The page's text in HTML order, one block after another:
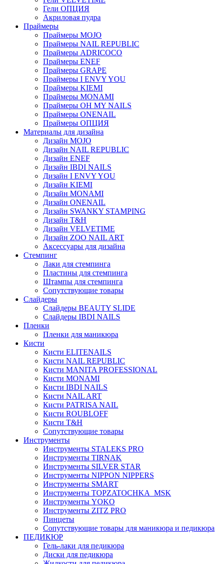
Гели ОПЦИЯ
Акриловая пудра
Праймеры
Праймеры MOJO
Праймеры NAIL REPUBLIC
Праймеры ADRICOCO
Праймеры ENEF
Праймеры GRAPE
Праймеры I ENVY YOU
Праймеры KIEMI
Праймеры MONAMI
Праймеры OH MY NAILS
Праймеры ONENAIL
Праймеры ОПЦИЯ
Материалы для дизайна
Дизайн MOJO
Дизайн NAIL REPUBLIC
Дизайн ENEF
Дизайн IBDI NAILS
Дизайн I ENVY YOU
Дизайн KIEMI
Дизайн MONAMI
Дизайн ONENAIL
Дизайн SWANKY STAMPING
Дизайн T&H
Дизайн VELVETIME
Дизайн ZOO NAIL ART
Аксессуары для дизайна
Стемпинг
Лаки для стемпинга
Пластины для стемпинга
Штампы для стемпинга
Сопутствующие товары
Слайдеры
Слайдеры BEAUTY SLIDE
Слайдеры IBDI NAILS
Пленки
Пленки для маникюра
Кисти
Кисти ELITENAILS
Кисти NAIL REPUBLIC
Кисти MANITA PROFESSIONAL
Кисти MONAMI
Кисти IBDI NAILS
Кисти NAIL ART
Кисти PATRISA NAIL
Кисти ROUBLOFF
Кисти T&H
Сопутствующие товары
Инструменты
Инструменты STALEKS PRO
Инструменты TIRNAK
Инструменты SILVER STAR
Инструменты NIPPON NIPPERS
Инструменты SMART
Инструменты TOPZATOCHKA_MSK
Инструменты YOKO
Инструменты ZITZ PRO
Пинцеты
Сопутствующие товары для маникюра и педикюра
ПЕДИКЮР
Гель-лаки для педикюра
Диски для педикюра